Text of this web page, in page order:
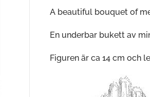
A beautiful bouquet of
En underbar bukett av
Figuren är ca 14 cm och